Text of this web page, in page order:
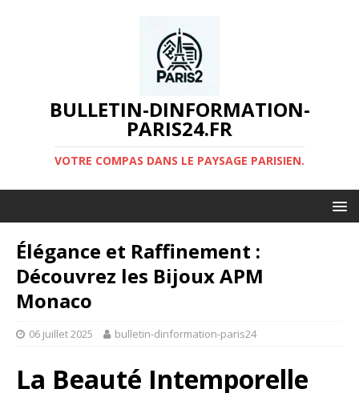
BULLETIN-DINFORMATION-
PARIS24.FR
VOTRE COMPAS DANS LE PAYSAGE PARISIEN.
Élégance et Raffinement :
Découvrez les Bijoux APM
Monaco
06 juillet 2025 bulletin-dinformation-paris24
La Beauté Intemporelle